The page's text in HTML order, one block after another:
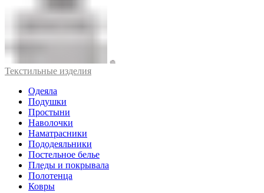
Текстильные изделия
Одеяла
Подушки
Простыни
Наволочки
Наматрасники
Пододеяльники
Постельное белье
Пледы и покрывала
Полотенца
Ковры